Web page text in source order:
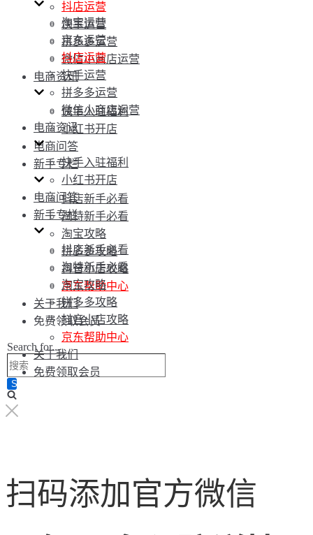
抖店运营
快手运营
拼多多运营
微信小商店运营
电商资讯
快手入驻福利
小红书开店
电商问答
新手专栏
抖店新手必看
淘特新手必看
淘宝攻略
拼多多攻略
抖音小店攻略
京东帮助中心
关于我们
免费领取会员
Search for...
淘宝运营
京东运营
抖店运营
快手运营
拼多多运营
微信小商店运营
电商资讯
快手入驻福利
小红书开店
电商问答
新手专栏
抖店新手必看
淘特新手必看
淘宝攻略
拼多多攻略
抖音小店攻略
京东帮助中心
关于我们
免费领取会员
扫码添加官方微信